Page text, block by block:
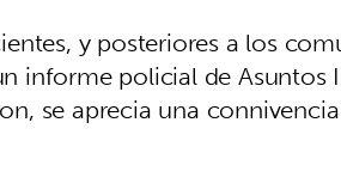
y posteriores a los
informe policial de Asuntos
se aprecia una